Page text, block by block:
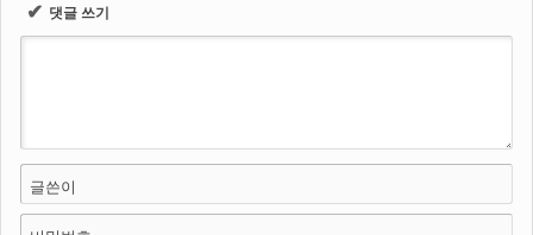
✔ 댓글 쓰기
글쓴이